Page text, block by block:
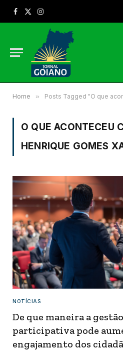
Facebook
X
Instagram
Home » Posts Tagged "O que aconteceu
O QUE ACONTECEU
HENRIQUE GOMES
NOTÍCIAS
De que maneira a
participativa pode
engajamento dos